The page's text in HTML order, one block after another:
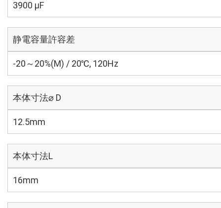
3900 µF
静電容量許容差
-20～20%(M) / 20℃, 120Hz
本体寸法⌀ D
12.5mm
本体寸法L
16mm